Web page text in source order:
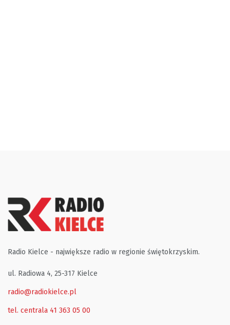
Radio Kielce - największe radio w regionie świętokrzyskim.
ul. Radiowa 4, 25-317 Kielce
radio@radiokielce.pl
tel. centrala 41 363 05 00